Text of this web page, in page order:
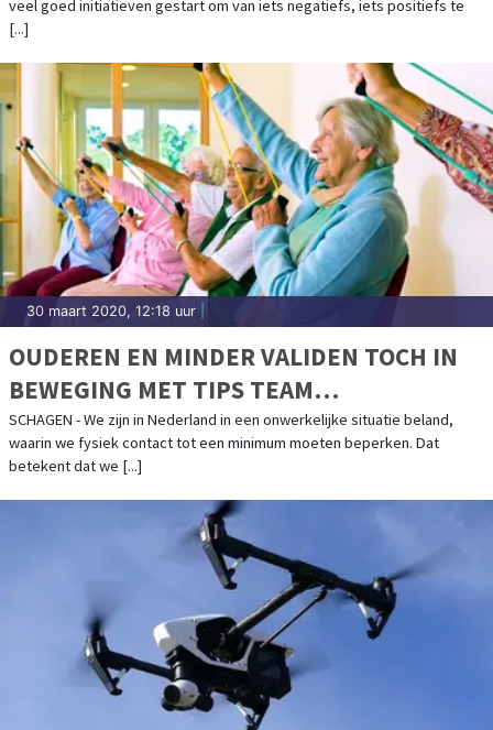
veel goed initiatieven gestart om van iets negatiefs, iets positiefs te
[...]
30 maart 2020, 12:18 uur
OUDEREN EN MINDER VALIDEN TOCH IN
BEWEGING MET TIPS TEAM
SPORTSERVICE
SCHAGEN - We zijn in Nederland in een onwerkelijke situatie beland,
waarin we fysiek contact tot een minimum moeten beperken. Dat
betekent dat we [...]